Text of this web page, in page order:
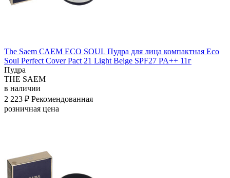
The Saem САЕМ ECO SOUL Пудра для лица компактная Eco
Soul Perfect Cover Pact 21 Light Beige SPF27 PA++ 11г
Пудра
THE SAEM
в наличии
2 223 ₽ Рекомендованная
розничная цена